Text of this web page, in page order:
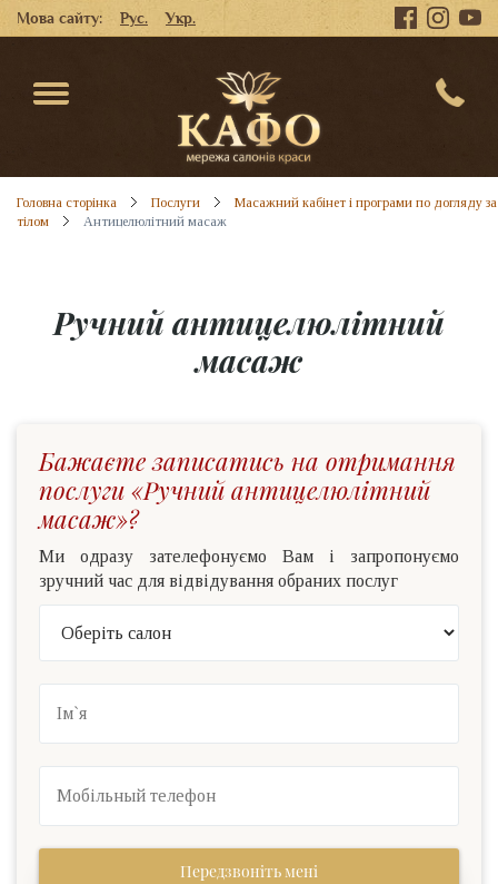
Мова сайту: Рус. Укр.
Головна сторінка Послуги
Масажний кабінет і програми по догляду за
тілом
Антицелюлітний масаж
Ручний антицелюлітний
масаж
Бажаєте записатись на отримання
послуги «Ручний антицелюлітний
масаж»?
Ми одразу зателефонуємо Вам і запропонуємо
зручний час для відвідування обраних послуг
Передзвоніть мені